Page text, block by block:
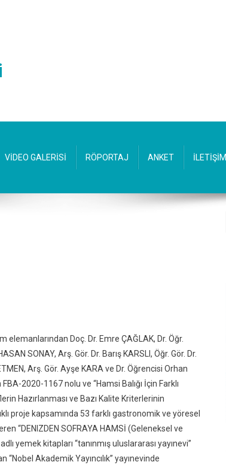
VİDEO GALERİSİ RÖPORTAJ ANKET İLETİŞİM
elemanlarından Doç. Dr. Emre ÇAĞLAK, Dr. Öğr.
SONAY, Arş. Gör. Dr. Barış KARSLI, Öğr. Gör. Dr.
Arş. Gör. Ayşe KARA ve Dr. Öğrencisi Orhan
2020-1167 nolu ve “Hamsi Balığı İçin Farklı
Hazırlanması ve Bazı Kalite Kriterlerinin
proje kapsamında 53 farklı gastronomik ve yöresel
“DENIZDEN SOFRAYA HAMSİ (Geleneksel ve
yemek kitapları “tanınmış uluslararası yayınevi”
“Nobel Akademik Yayıncılık” yayınevinde